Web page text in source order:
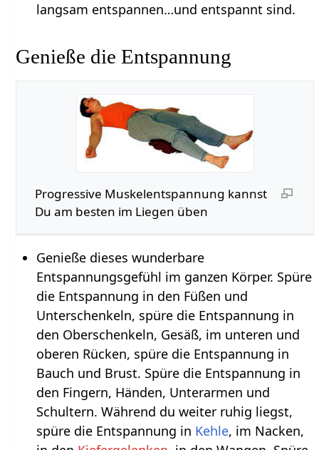
langsam entspannen…und entspannt sind.
Genieße die Entspannung
Progressive Muskelentspannung kannst
Du am besten im Liegen üben
Genieße dieses wunderbare
Entspannungsgefühl im ganzen Körper. Spüre
die Entspannung in den Füßen und
Unterschenkeln, spüre die Entspannung in
den Oberschenkeln, Gesäß, im unteren und
oberen Rücken, spüre die Entspannung in
Bauch und Brust. Spüre die Entspannung in
den Fingern, Händen, Unterarmen und
Schultern. Während du weiter ruhig liegst,
spüre die Entspannung in Kehle, im Nacken,